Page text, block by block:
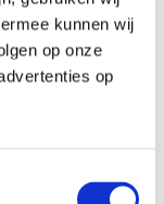
kunnen wij
op onze
op